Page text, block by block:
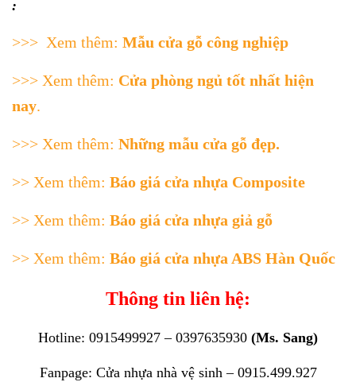
:
>>> Xem thêm: Mẫu cửa gỗ công nghiệp
>>> Xem thêm: Cửa phòng ngủ tốt nhất hiện
nay.
>>> Xem thêm: Những mẫu cửa gỗ đẹp.
>> Xem thêm: Báo giá cửa nhựa Composite
>> Xem thêm: Báo giá cửa nhựa giả gỗ
>> Xem thêm: Báo giá cửa nhựa ABS Hàn Quốc
Thông tin liên hệ:
Hotline: 0915499927 – 0397635930 (Ms. Sang)
Fanpage: Cửa nhựa nhà vệ sinh – 0915.499.927